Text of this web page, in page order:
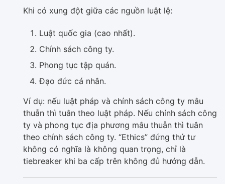
Khi có xung đột giữa các nguồn luật lệ:
Luật quốc gia (cao nhất).
Chính sách công ty.
Phong tục tập quán.
Đạo đức cá nhân.
Ví dụ: nếu luật pháp và chính sách công ty mâu
thuẫn thì tuân theo luật pháp. Nếu chính sách công
ty và phong tục địa phương mâu thuẫn thì tuân
theo chính sách công ty. “Ethics” đứng thứ tư
không có nghĩa là không quan trọng, chỉ là
tiebreaker khi ba cấp trên không đủ hướng dẫn.